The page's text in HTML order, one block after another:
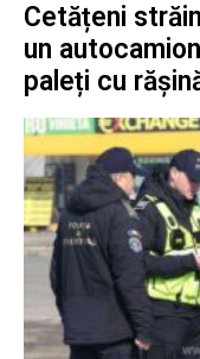
Cetățeni
un
paleți cu